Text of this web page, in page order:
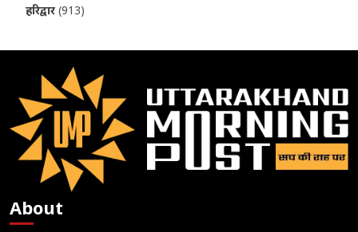
हरिद्वार (913)
About